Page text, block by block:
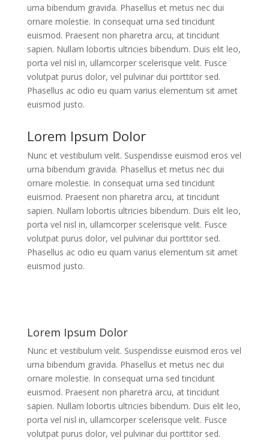
urna bibendum gravida. Phasellus et metus nec dui
ornare molestie. In consequat urna sed tincidunt
euismod. Praesent non pharetra arcu, at tincidunt
sapien. Nullam lobortis ultricies bibendum. Duis elit leo,
porta vel nisl in, ullamcorper scelerisque velit. Fusce
volutpat purus dolor, vel pulvinar dui porttitor sed.
Phasellus ac odio eu quam varius elementum sit amet
euismod justo.
Lorem Ipsum Dolor
Nunc et vestibulum velit. Suspendisse euismod eros vel
urna bibendum gravida. Phasellus et metus nec dui
ornare molestie. In consequat urna sed tincidunt
euismod. Praesent non pharetra arcu, at tincidunt
sapien. Nullam lobortis ultricies bibendum. Duis elit leo,
porta vel nisl in, ullamcorper scelerisque velit. Fusce
volutpat purus dolor, vel pulvinar dui porttitor sed.
Phasellus ac odio eu quam varius elementum sit amet
euismod justo.
Lorem Ipsum Dolor
Nunc et vestibulum velit. Suspendisse euismod eros vel
urna bibendum gravida. Phasellus et metus nec dui
ornare molestie. In consequat urna sed tincidunt
euismod. Praesent non pharetra arcu, at tincidunt
sapien. Nullam lobortis ultricies bibendum. Duis elit leo,
porta vel nisl in, ullamcorper scelerisque velit. Fusce
volutpat purus dolor, vel pulvinar dui porttitor sed.